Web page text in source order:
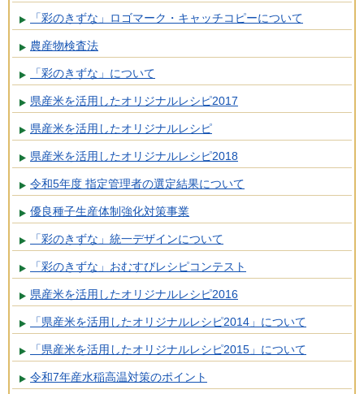
「彩のきずな」ロゴマーク・キャッチコピーについて
農産物検査法
「彩のきずな」について
県産米を活用したオリジナルレシピ2017
県産米を活用したオリジナルレシピ
県産米を活用したオリジナルレシピ2018
令和5年度 指定管理者の選定結果について
優良種子生産体制強化対策事業
「彩のきずな」統一デザインについて
「彩のきずな」おむすびレシピコンテスト
県産米を活用したオリジナルレシピ2016
「県産米を活用したオリジナルレシピ2014」について
「県産米を活用したオリジナルレシピ2015」について
令和7年産水稲高温対策のポイント